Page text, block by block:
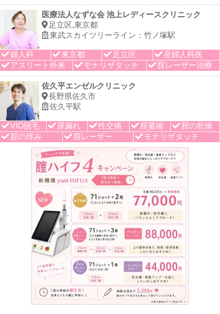
医療法人なずな会 池上レディースクリニック
足立区,東京都
東武スカイツリーライン：竹ノ塚駅
婦人科 東京都 足立区
産婦人科医
アスリート外来
モナリザタッチ 腟レーザー治療
佐久平エンゼルクリニック
長野県佐久市
佐久平駅
VIO脱毛 尿漏れ 性交痛 腟萎縮
腟の乾燥
腟の痒み
腟レーザー モナリザタッチ